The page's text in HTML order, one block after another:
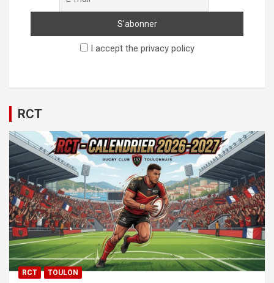
I accept the privacy policy
RCT
RCT TOULON